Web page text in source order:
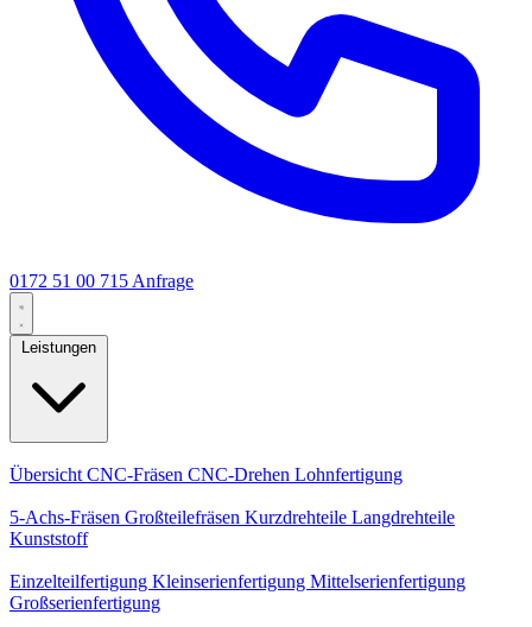
0172 51 00 715 Anfrage
Leistungen
Übersicht CNC-Fräsen CNC-Drehen Lohnfertigung
5-Achs-Fräsen Großteilefräsen Kurzdrehteile Langdrehteile
Kunststoff
Einzelteilfertigung Kleinserienfertigung Mittelserienfertigung
Großserienfertigung